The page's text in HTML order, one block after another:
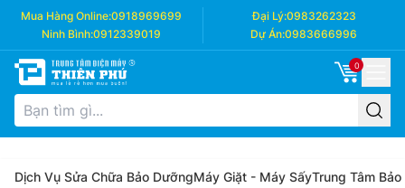
Mua Hàng Online:0918969699 Đại Lý:0983262323
Ninh Bình:0912339019 Dự Án:0983666996
0
Dịch Vụ Sửa Chữa Bảo DưỡngMáy Giặt - Máy SấyTrung Tâm Bảo